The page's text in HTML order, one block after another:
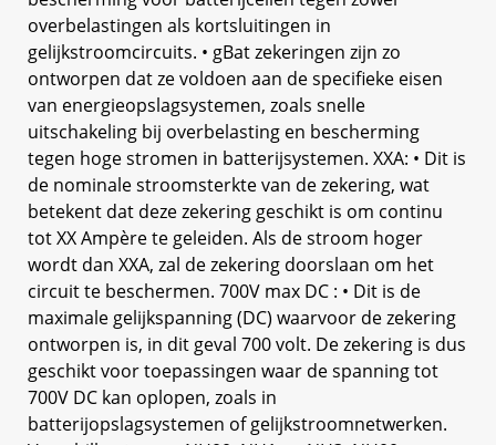
overbelastingen als kortsluitingen in
gelijkstroomcircuits. • gBat zekeringen zijn zo
ontworpen dat ze voldoen aan de specifieke eisen
van energieopslagsystemen, zoals snelle
uitschakeling bij overbelasting en bescherming
tegen hoge stromen in batterijsystemen. XXA: • Dit is
de nominale stroomsterkte van de zekering, wat
betekent dat deze zekering geschikt is om continu
tot XX Ampère te geleiden. Als de stroom hoger
wordt dan XXA, zal de zekering doorslaan om het
circuit te beschermen. 700V max DC : • Dit is de
maximale gelijkspanning (DC) waarvoor de zekering
ontworpen is, in dit geval 700 volt. De zekering is dus
geschikt voor toepassingen waar de spanning tot
700V DC kan oplopen, zoals in
batterijopslagsystemen of gelijkstroomnetwerken.